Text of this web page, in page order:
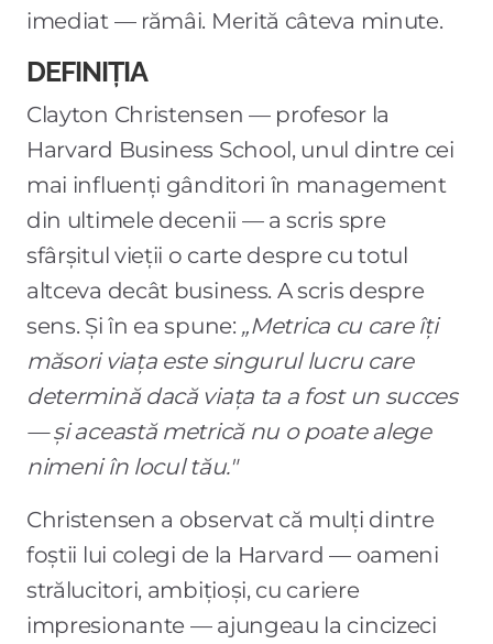
imediat — rămâi. Merită câteva minute.
DEFINIȚIA
Clayton Christensen — profesor la
Harvard Business School, unul dintre cei
mai influenți gânditori în management
din ultimele decenii — a scris spre
sfârșitul vieții o carte despre cu totul
altceva decât business. A scris despre
sens. Și în ea spune: „Metrica cu care îți
măsori viața este singurul lucru care
determină dacă viața ta a fost un succes
— și această metrică nu o poate alege
nimeni în locul tău."
Christensen a observat că mulți dintre
foștii lui colegi de la Harvard — oameni
strălucitori, ambițioși, cu cariere
impresionante — ajungeau la cincizeci